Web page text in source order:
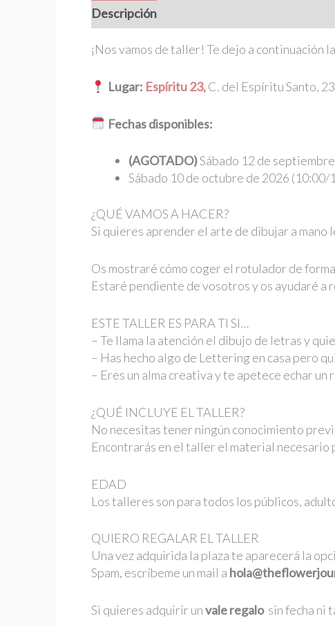
Descripción
¡Nos vamos de taller! Te dejo a continuación
Lugar: Espíritu 23, C. del Espíritu Santo,
Fechas disponibles:
(AGOTADO)Sábado 12 de
Sábado 10 de octubre de 2026 (10:00/
¿QUÉ VAMOS A HACER?
Si quieres aprender el arte de dibujar a
Os mostraré cómo coger el rotulador de
Estaré pendiente de vosotros y os ayudaré a
ESTE TALLER ES PARA TI SI…
– Te llama la atención el dibujo de letras y
– Has hecho algo de Lettering en casa pero
– Eres un alma creativa y te apetece echar un
¿QUÉ INCLUYE EL TALLER?
No necesitas tener ningún conocimiento
Encontrarás en el taller el material
EDAD
Los talleres son para todos los públicos,
QUIERO REGALAR EL TALLER
Una vez adquirida la plaza te aparecerá la
Spam, escríbeme un mail a
Si quieres adquirir unvale regalosin fecha ni